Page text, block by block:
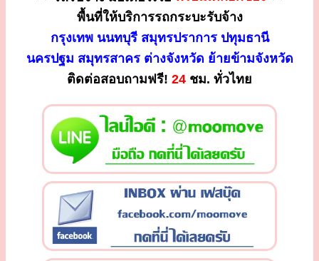
พื้นที่ให้บริการรถกระบะรับจ้าง
กรุงเทพ นนทบุรี สมุทรปราการ ปทุมธานี
นครปฐม สมุทรสาคร ต่างจังหวัด ย้ายข้ามจังหวัด
ติดต่อสอบถามฟรี! 24 ชม. ทั่วไทย